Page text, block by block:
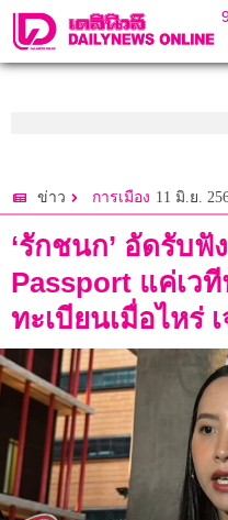
ข่าว การเมือง 11 มิ.ย.
‘รักชนก’ อัดรับฟั
Passport แค่เว
ทะเบียนเมื่อไหร่